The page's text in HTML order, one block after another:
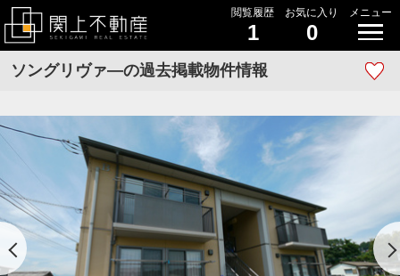
閲覧履歴
1
お気に入り
0
メニュー
ソングリヴァ―の過去掲載物件情報